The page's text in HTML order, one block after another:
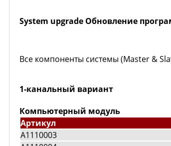
System upgrade Обновление
Все компоненты системы (Master &
1-канальный вариант
Компьютерный модуль
Артикул
A1110003